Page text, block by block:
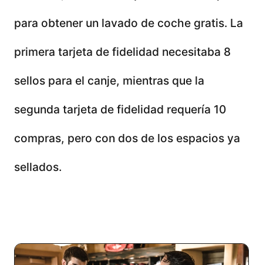
para obtener un lavado de coche gratis. La
primera tarjeta de fidelidad necesitaba 8
sellos para el canje, mientras que la
segunda tarjeta de fidelidad requería 10
compras, pero con dos de los espacios ya
sellados.